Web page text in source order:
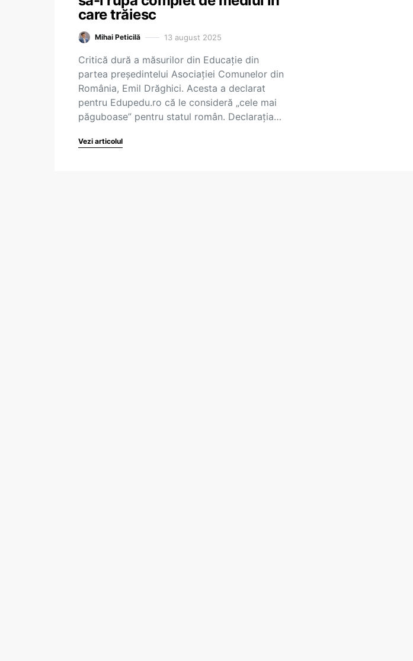
care trăiesc
Mihai Peticilă 13 august 2025
Critică dură a măsurilor din Educație din
partea președintelui Asociației Comunelor din
România, Emil Drăghici. Acesta a declarat
pentru Edupedu.ro că le consideră „cele mai
păguboase” pentru statul român. Declarația…
Vezi articolul